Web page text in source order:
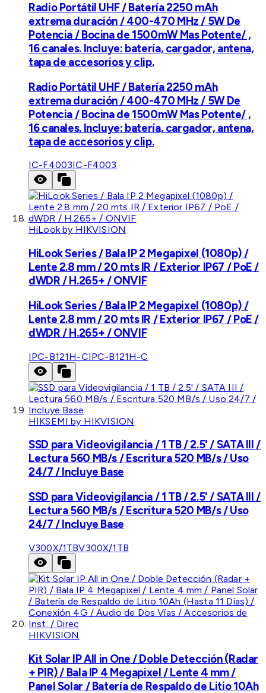
Radio Portátil UHF / Batería 2250 mAh
extrema duración / 400-470 MHz / 5W De
Potencia / Bocina de 1500mW Mas Potente/ ,
16 canales. Incluye: batería, cargador, antena,
tapa de accesorios y clip.
Radio Portátil UHF / Batería 2250 mAh
extrema duración / 400-470 MHz / 5W De
Potencia / Bocina de 1500mW Mas Potente/ ,
16 canales. Incluye: batería, cargador, antena,
tapa de accesorios y clip.
IC-F4003IC-F4003
HiLook by HIKVISION
HiLook Series / Bala IP 2 Megapixel (1080p) /
Lente 2.8 mm / 20 mts IR / Exterior IP67 / PoE /
dWDR / H.265+ / ONVIF
HiLook Series / Bala IP 2 Megapixel (1080p) /
Lente 2.8 mm / 20 mts IR / Exterior IP67 / PoE /
dWDR / H.265+ / ONVIF
IPC-B121H-CIPC-B121H-C
HIKSEMI by HIKVISION
SSD para Videovigilancia / 1 TB / 2.5' / SATA III /
Lectura 560 MB/s / Escritura 520 MB/s / Uso
24/7 / Incluye Base
SSD para Videovigilancia / 1 TB / 2.5' / SATA III /
Lectura 560 MB/s / Escritura 520 MB/s / Uso
24/7 / Incluye Base
V300X/1TBV300X/1TB
HIKVISION
Kit Solar IP All in One / Doble Detección (Radar
+ PIR) / Bala IP 4 Megapixel / Lente 4 mm /
Panel Solar / Batería de Respaldo de Litio 10Ah